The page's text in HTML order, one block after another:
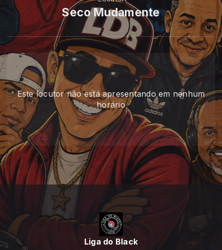
Seco Mudamente
Este locutor não está apresentando em nenhum
horário
Liga do Black